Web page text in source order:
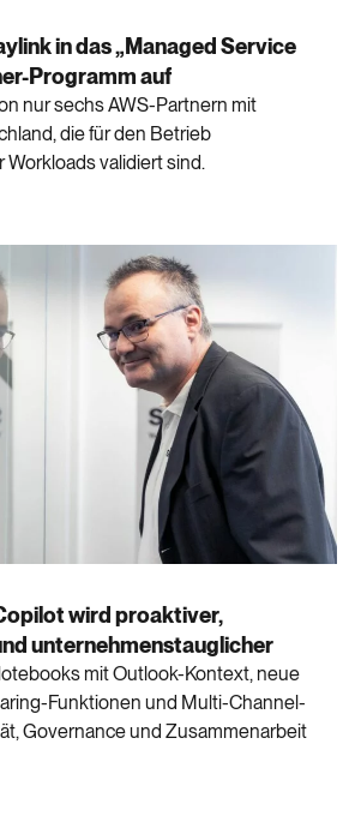
in das „Managed Service
Programm auf
nur sechs AWS-Partnern mit
die für den Betrieb
validiert sind.
wird proaktiver,
unternehmenstauglicher
mit Outlook-Kontext, neue
Funktionen und Multi-Channel-
Governance und Zusammenarbeit